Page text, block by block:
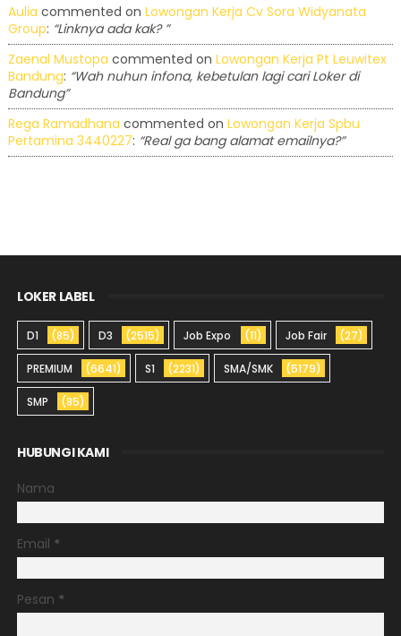
Aulia commented on Lowongan Kerja Cv Sora Widyanata
Group: “Linknya ada kak? ”
Zaenal Mustopa commented on Lowongan Kerja Pt Leuwitex
Bandung: “Wah nuhun infona, kebetulan lagi cari Loker di
Bandung”
Rega Ramadhana commented on Lowongan Kerja Spbu
Pertamina 3440227: “Real ga bang alamat emailnya?”
LOKER LABEL
D1 (85) D3 (2515) Job Expo (11) Job Fair (27)
PREMIUM (6641) S1 (2231) SMA/SMK (5179)
SMP (85)
HUBUNGI KAMI
Nama
Email *
Pesan *